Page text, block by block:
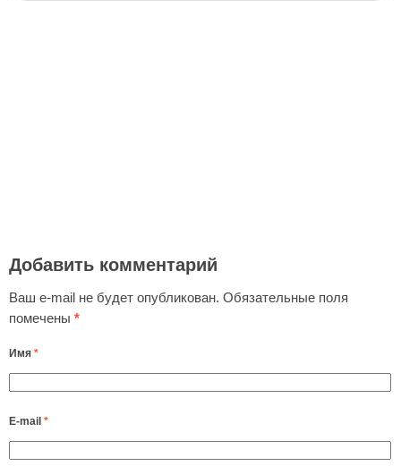
Добавить комментарий
Ваш e-mail не будет опубликован. Обязательные поля
помечены *
Имя *
E-mail *